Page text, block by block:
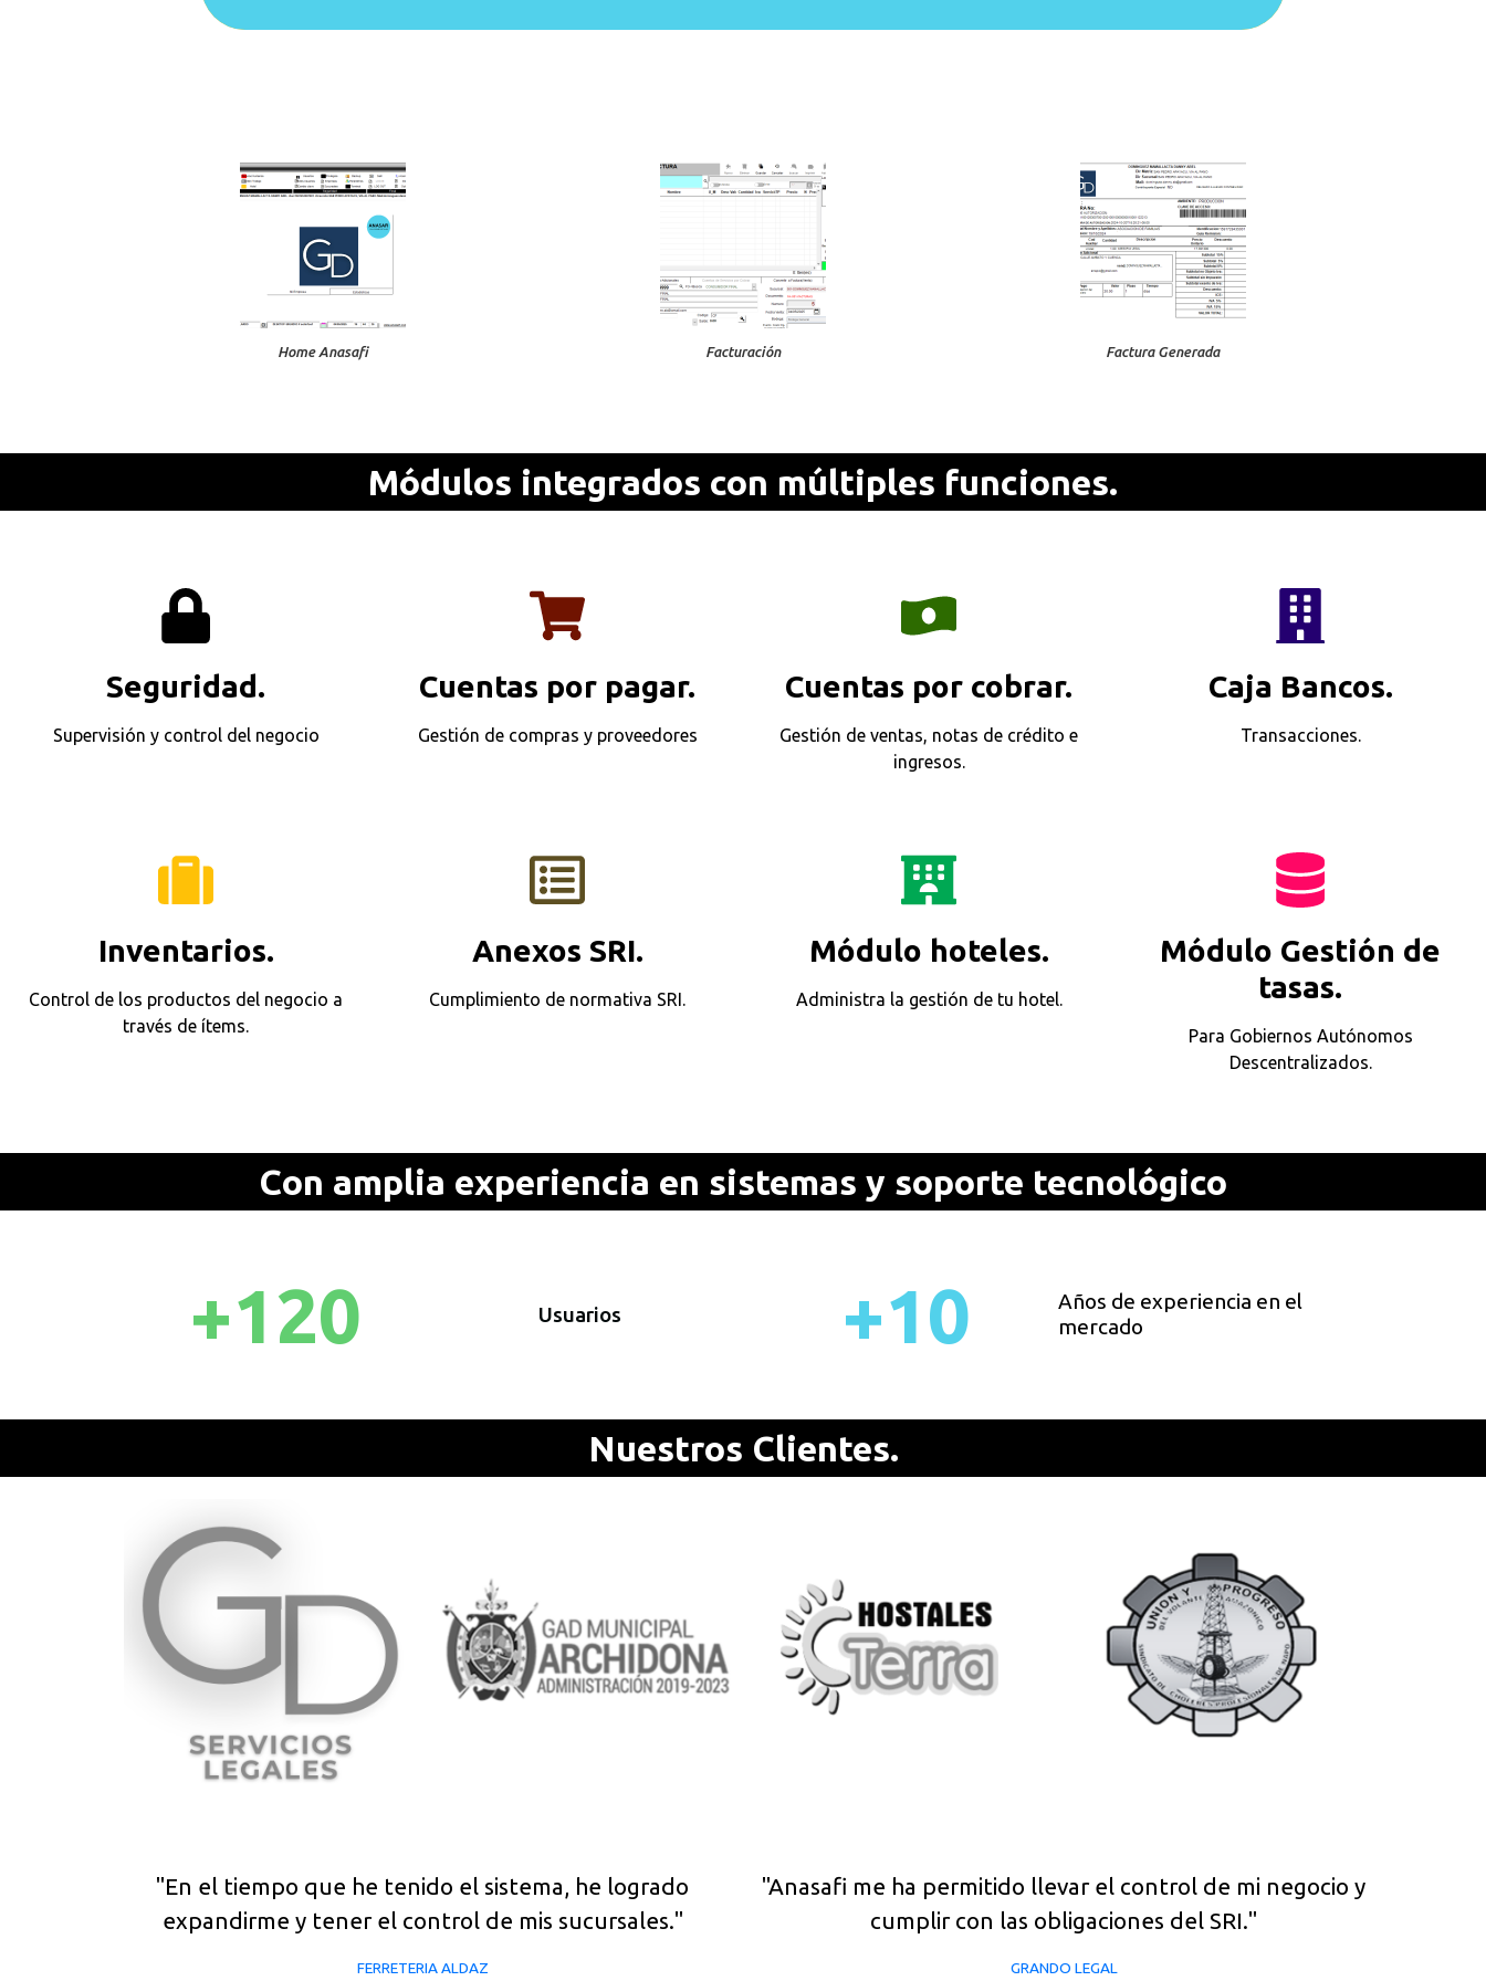
Home Anasafi Facturación Factura Generada
Módulos integrados con múltiples funciones.
Seguridad.
Supervisión y control del negocio
Cuentas por pagar.
Gestión de compras y proveedores
Cuentas por cobrar.
Gestión de ventas, notas de crédito e
ingresos.
Caja Bancos.
Transacciones.
Inventarios.
Control de los productos del negocio a
través de ítems.
Anexos SRI.
Cumplimiento de normativa SRI.
Módulo hoteles.
Administra la gestión de tu hotel.
Módulo Gestión de
tasas.
Para Gobiernos Autónomos
Descentralizados.
Con amplia experiencia en sistemas y soporte tecnológico
Usuarios
+120
Años de experiencia en el
mercado
+10
Nuestros Clientes.
"En el tiempo que he tenido el sistema, he logrado
expandirme y tener el control de mis sucursales."
FERRETERIA ALDAZ
"Anasafi me ha permitido llevar el control de mi negocio y
cumplir con las obligaciones del SRI."
GRANDO LEGAL